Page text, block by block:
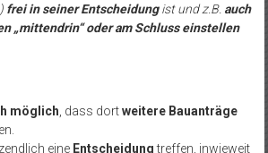
frei in seiner Entscheidungist und z.B. auch
„mittendrin“ oder am Schluss einstellen
möglich , dass dortweitere Bauanträge
eine Entscheidungtreffen, inwieweit